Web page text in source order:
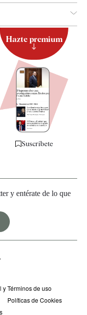
Hazte premium
Suscríbete
y entérate de lo que
y Términos de uso
Políticas de Cookies